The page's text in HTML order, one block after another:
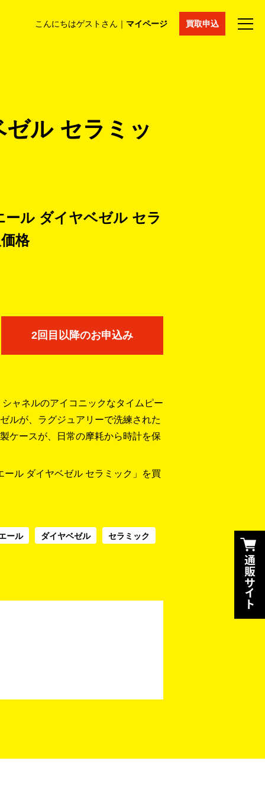
こんにちはゲストさん｜ マイページ 買取申込
コラム マイページ 採用情報 通販サイト
ル セラミッ
ル ダイヤベゼル セラ
格
2回目以降のお申込み
ャネルのアイコニックなタイムピー
ルが、ラグジュアリーで洗練された
ケースが、日常の摩耗から時計を保
ル ダイヤベゼル セラミック」を買
ール ダイヤベゼル セラミック